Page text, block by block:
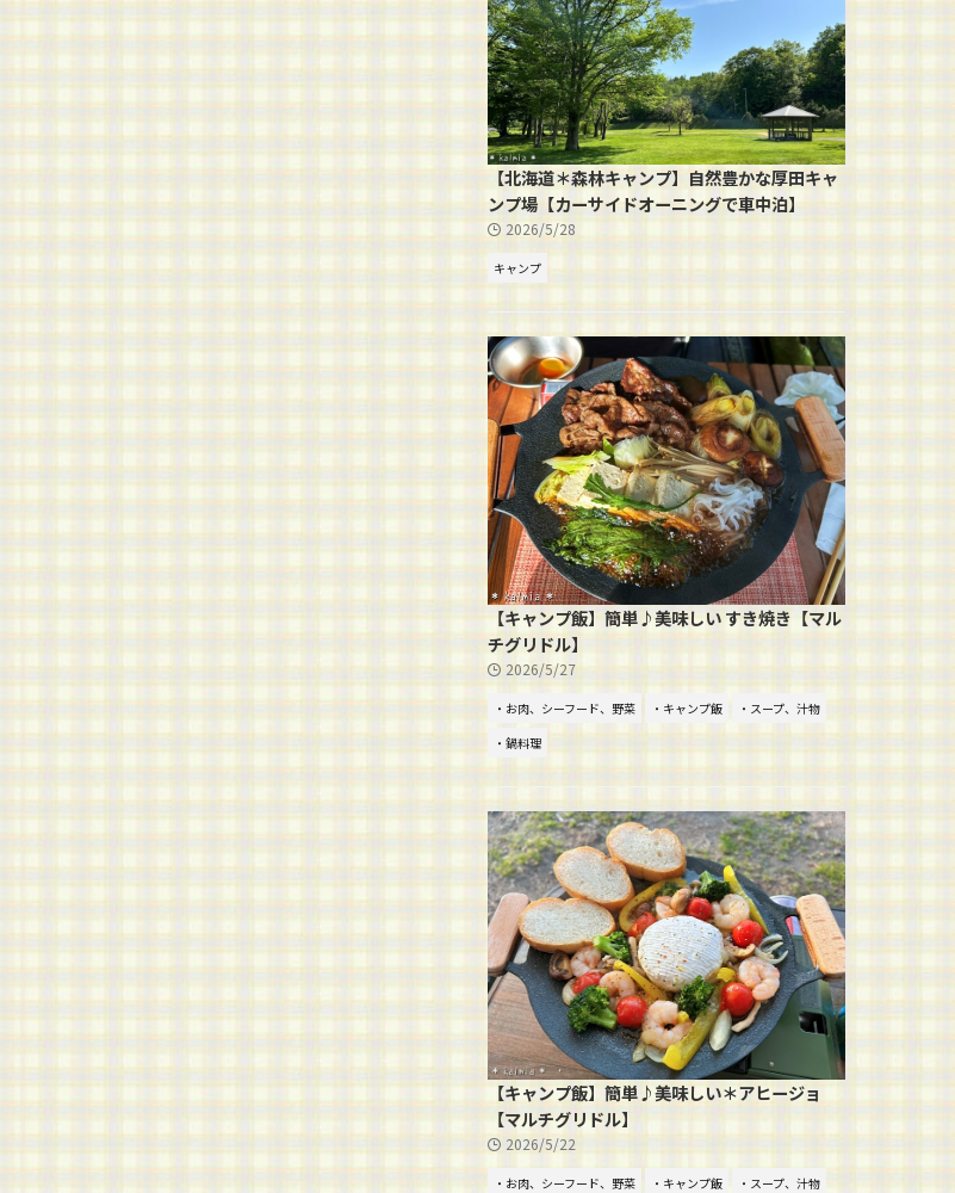
【北海道＊森林キャンプ】自然豊かな厚田キャ
ンプ場【カーサイドオーニングで車中泊】
2026/5/28
キャンプ
【キャンプ飯】簡単♪美味しい すき焼き【マル
チグリドル】
2026/5/27
・お肉、シーフード、野菜 ・キャンプ飯
・スープ、汁物
・鍋料理
【キャンプ飯】簡単♪美味しい＊アヒージョ
【マルチグリドル】
2026/5/22
・お肉、シーフード、野菜 ・キャンプ飯
・スープ、汁物